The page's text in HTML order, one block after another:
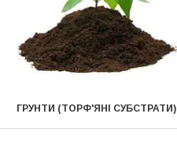
ГРУНТИ (ТОРФ'ЯНІ СУБСТРАТИ)